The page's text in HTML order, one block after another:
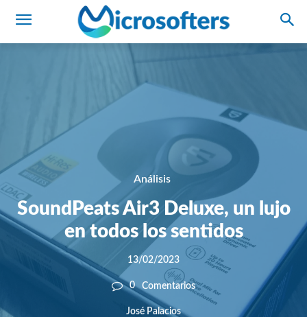
Análisis
SoundPeats Air3 Deluxe, un lujo
en todos los sentidos
13/02/2023
0 Comentarios
José Palacios